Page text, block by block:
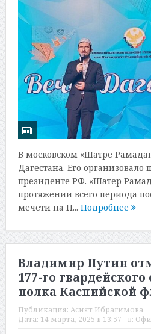
В московском «Шатре
Дагестана. Его организовало
президенте РФ. «Шатер
протяжении всего периода
мечети на П... Подробнее
Владимир Путин
177-го
полка Каспийской
Публикация: Асият Ибрагимова
Дата: 14 марта, 2025 в 13:57 в: